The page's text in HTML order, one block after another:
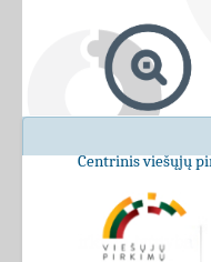
Centrinis viešųjų